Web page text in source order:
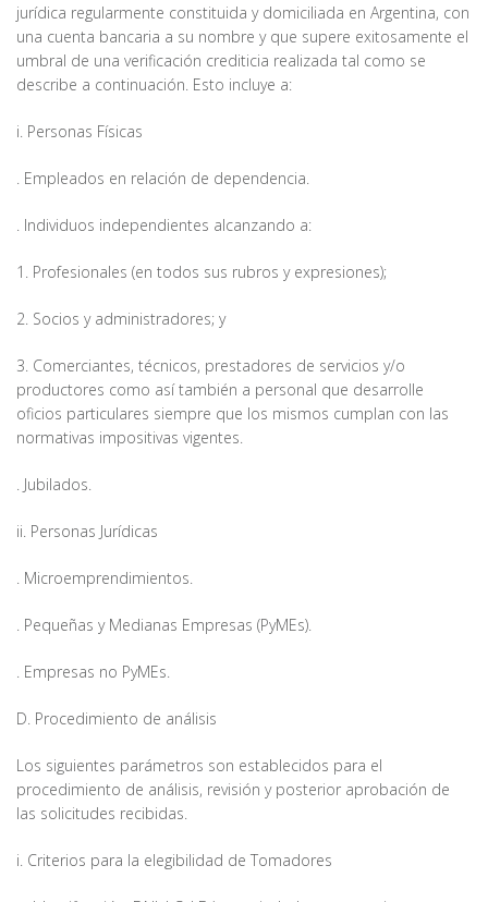
jurídica regularmente constituida y domiciliada en Argentina, con
una cuenta bancaria a su nombre y que supere exitosamente el
umbral de una verificación crediticia realizada tal como se
describe a continuación. Esto incluye a:
i. Personas Físicas
. Empleados en relación de dependencia.
. Individuos independientes alcanzando a:
1. Profesionales (en todos sus rubros y expresiones);
2. Socios y administradores; y
3. Comerciantes, técnicos, prestadores de servicios y/o
productores como así también a personal que desarrolle
oficios particulares siempre que los mismos cumplan con las
normativas impositivas vigentes.
. Jubilados.
ii. Personas Jurídicas
. Microemprendimientos.
. Pequeñas y Medianas Empresas (PyMEs).
. Empresas no PyMEs.
D. Procedimiento de análisis
Los siguientes parámetros son establecidos para el
procedimiento de análisis, revisión y posterior aprobación de
las solicitudes recibidas.
i. Criterios para la elegibilidad de Tomadores